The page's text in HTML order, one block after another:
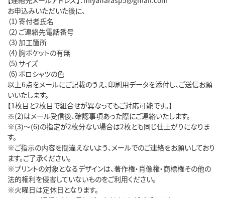
お申込みいただいた後に、
（1）寄付者氏名
（2）ご連絡先電話番号
（3）加工箇所
（4）胸ポケットの有無
（5）サイズ
（6）ポロシャツの色
以上6点をメールにご記載のうえ、印刷用データを添付し、ご送信お願
いいたします。
【1枚目と2枚目で組合せが異なってもご対応可能です。】
※(2)はメール受信後、確認事項あった際にご連絡いたします。
※(3)～(6)の指定が2枚分ない場合は2枚とも同じ仕上がりになりま
す。
※ご指示の内容を間違えないよう、メールでのご連絡をお願いしており
ます。ご了承ください。
※プリントの対象となるデザインは、著作権・肖像権・商標権その他の
法的権利を侵害していないものをご利用ください。
※火曜日は定休日となります。